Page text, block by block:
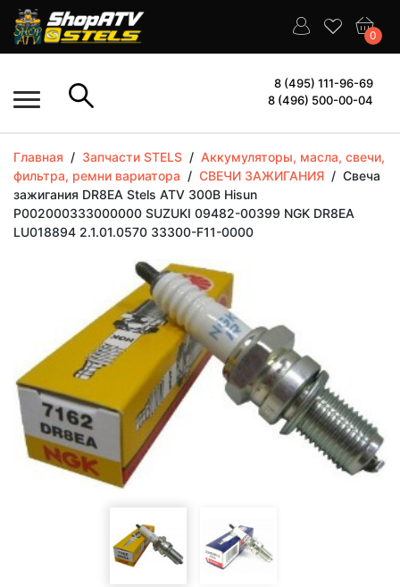
0
8 (495) 111-96-69
8 (496) 500-00-04
Главная / Запчасти STELS / Аккумуляторы, масла, свечи,
фильтра, ремни вариатора / СВЕЧИ ЗАЖИГАНИЯ / Свеча
зажигания DR8EA Stels ATV 300B Hisun
P002000333000000 SUZUKI 09482-00399 NGK DR8EA
LU018894 2.1.01.0570 33300-F11-0000